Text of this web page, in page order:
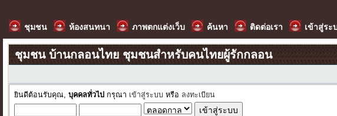
ชุมชน ห้องสนทนา ภาพตกแต่งเว็บ ค้นหา ติดต่อเรา เข้าสู่ระ
ชุมชน บ้านกลอนไทย ชุมชนสำหรับคนไทยผู้รักกลอน
ยินดีต้อนรับคุณ,บุคคลทั่วไป กรุณา เข้าสู่ระบบ หรือ ลงทะเบียน